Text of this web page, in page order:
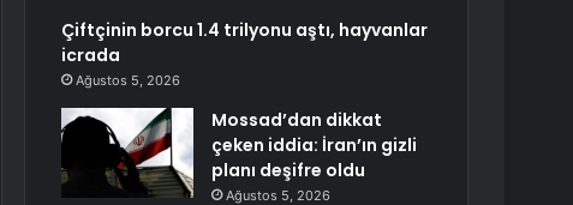
Çiftçinin borcu 1.4 trilyonu aştı, hayvanlar
icrada
Ağustos 5, 2026
Mossad’dan dikkat
çeken iddia: İran’ın gizli
planı deşifre oldu
Ağustos 5, 2026